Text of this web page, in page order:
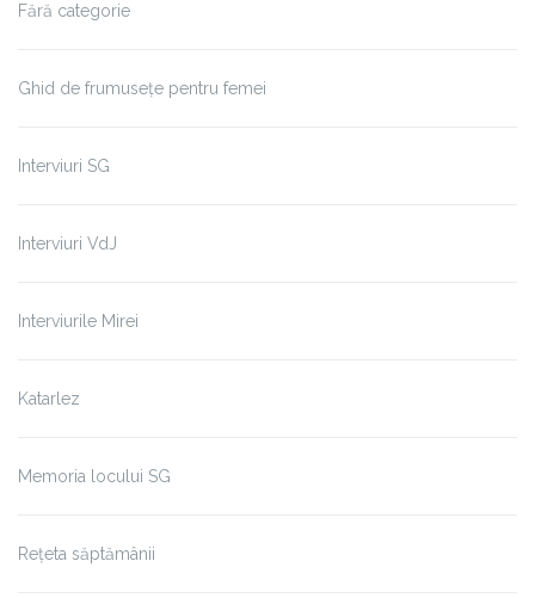
Fără categorie
Ghid de frumusețe pentru femei
Interviuri SG
Interviuri VdJ
Interviurile Mirei
Katarlez
Memoria locului SG
Rețeta săptămânii